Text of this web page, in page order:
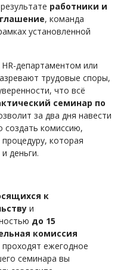
работники и
, команда
установленной
департаментом или
трудовые споры,
что всё
семинар по
за два дня навести
создать комиссию,
которая
деньги.
к
и
до 15
комиссия
ежегодное
семинара вы